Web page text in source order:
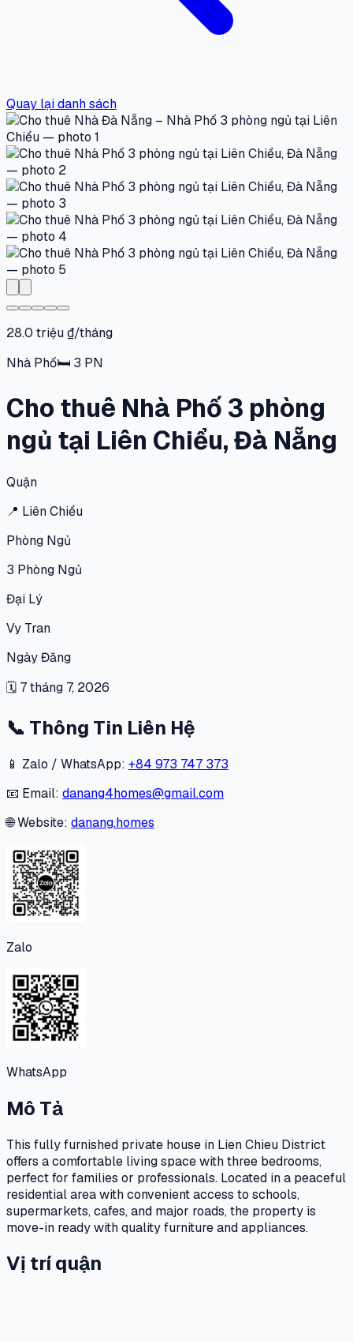
Quay lại danh sách
28.0 triệu ₫/tháng
Nhà Phố🛏 3 PN
Cho thuê Nhà Phố 3 phòng
ngủ tại Liên Chiểu, Đà Nẵng
Quận
📍 Liên Chiểu
Phòng Ngủ
3 Phòng Ngủ
Đại Lý
Vy Tran
Ngày Đăng
🗓 7 tháng 7, 2026
📞 Thông Tin Liên Hệ
📱 Zalo / WhatsApp: +84 973 747 373
📧 Email: danang4homes@gmail.com
🌐 Website: danang.homes
Zalo
WhatsApp
Mô Tả
This fully furnished private house in Lien Chieu District
offers a comfortable living space with three bedrooms,
perfect for families or professionals. Located in a peaceful
residential area with convenient access to schools,
supermarkets, cafes, and major roads, the property is
move-in ready with quality furniture and appliances.
Vị trí quận